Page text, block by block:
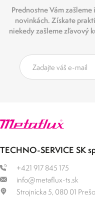
Prednostne Vám
novinkách. Získate
niekedy zašleme zľavový
TECHNO-SERVICE SK
+421 917 845 175
info@metaflux-ts.sk
Strojnícka 5, 080 01